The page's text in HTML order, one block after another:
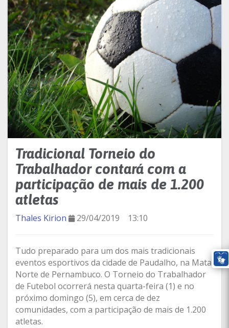
Tradicional Torneio do
Trabalhador contará com a
participação de mais de 1.200
atletas
Thales Kirion 29/04/2019 13:10
Tudo preparado para um dos mais tradicionais
eventos esportivos da cidade de Paudalho, na Mata
Norte de Pernambuco. O Torneio do Trabalhador
de Futebol ocorrerá nesta quarta-feira (1) e no
próximo domingo (5), em cerca de dez
comunidades, com a participação de mais de 1.200
atletas.